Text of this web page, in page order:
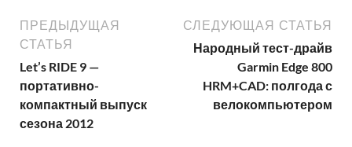
ПРЕДЫДУЩАЯ
СТАТЬЯ
Let’s RIDE 9 —
портативно-
компактный выпуск
сезона 2012
СЛЕДУЮЩАЯ СТАТЬЯ
Народный тест-драйв
Garmin Edge 800
HRM+CAD: полгода с
велокомпьютером